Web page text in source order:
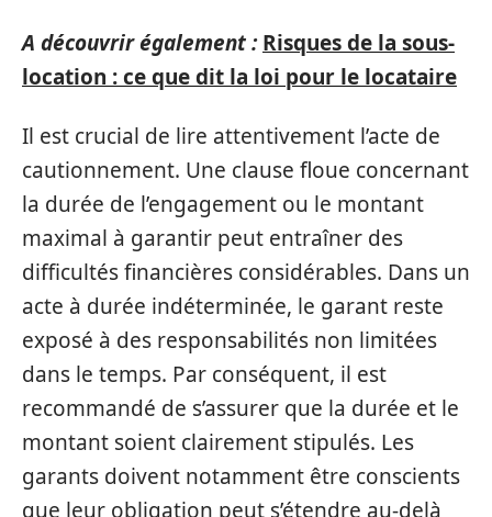
A découvrir également : Risques de la sous-
location : ce que dit la loi pour le locataire
Il est crucial de lire attentivement l’acte de
cautionnement. Une clause floue concernant
la durée de l’engagement ou le montant
maximal à garantir peut entraîner des
difficultés financières considérables. Dans un
acte à durée indéterminée, le garant reste
exposé à des responsabilités non limitées
dans le temps. Par conséquent, il est
recommandé de s’assurer que la durée et le
montant soient clairement stipulés. Les
garants doivent notamment être conscients
que leur obligation peut s’étendre au-delà